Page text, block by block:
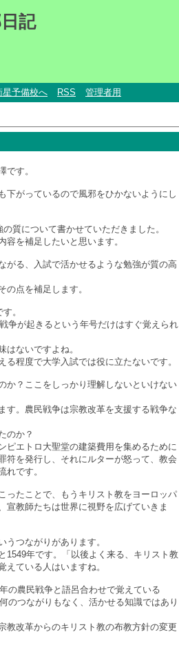
記
星予備校へ RSS 管理者用
です。
下がっているので風邪をひかないようにし
質について書かせていただきました。
容を補足したいと思います。
がる、入試で活かせるような勉強が質の高
の点を補足します。
。
争が起きるという年号だけはすぐ覚えられ
はないですよね。
る程度で大学入試では役に立たないです。
か？ここをしっかり理解しないといけない
す。農民戦争は宗教改革を支援する戦争な
のか？
ピエトロ大聖堂の建築費用を集めるために
符を発行し、それにルターが怒って、教会
れです。
ったことで、もうキリスト教をヨーロッパ
宣教師たちは世界に視野を広げていきま
うつながりがあります。
1549年です。「以後よく来る、キリスト教
えている人はいますね。
の農民戦争と語呂合わせで覚えている
のつながりもなく、活かせる知識ではあり
教改革からのキリスト教の布教方針の変更